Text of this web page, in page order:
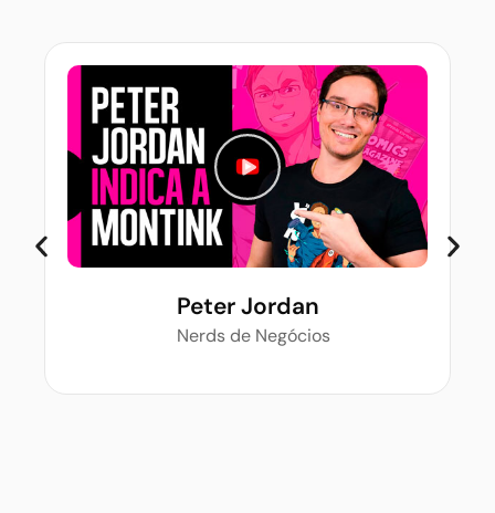
Peter Jordan
Nerds de Negócios